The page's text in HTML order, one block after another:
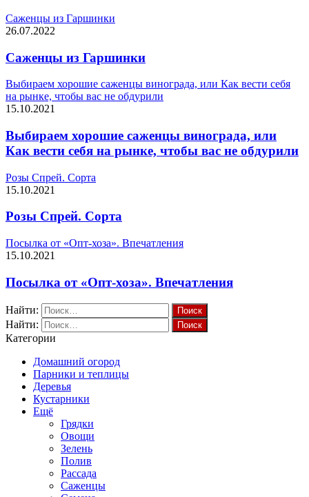
Саженцы из Гаршинки
26.07.2022
Саженцы из Гаршинки
Выбираем хорошие саженцы винограда, или Как вести себя
на рынке, чтобы вас не обдурили
15.10.2021
Выбираем хорошие саженцы винограда, или
Как вести себя на рынке, чтобы вас не обдурили
Розы Спрей. Сорта
15.10.2021
Розы Спрей. Сорта
Посылка от «Опт-хоза». Впечатления
15.10.2021
Посылка от «Опт-хоза». Впечатления
Найти:
Найти:
Категории
Домашний огород
Парники и теплицы
Деревья
Кустарники
Ещё
Грядки
Овощи
Зелень
Полив
Рассада
Саженцы